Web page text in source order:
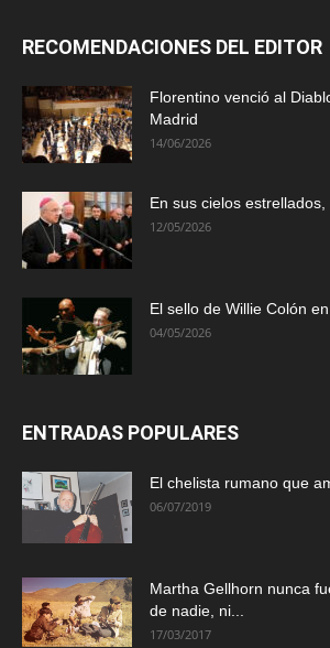
RECOMENDACIONES DEL EDITOR
Florentino venció al
Madrid
14/06/2026
En sus cielos
12/05/2026
El sello de Willie Colón
04/05/2026
ENTRADAS POPULARES
El chelista rumano que
06/07/2019
Martha Gellhorn nunca
de nadie, ni...
17/03/2017